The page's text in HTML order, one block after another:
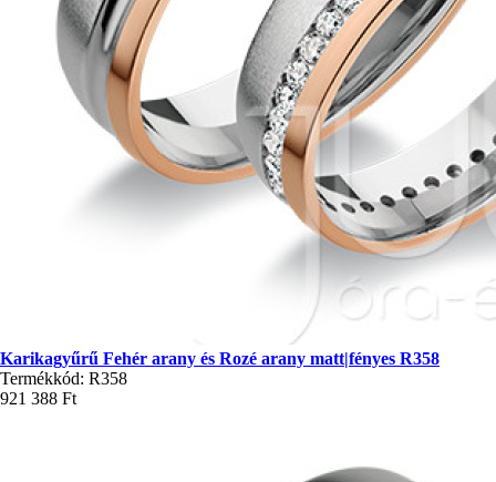
Karikagyűrű Fehér arany és Rozé arany matt|fényes R358
Termékkód: R358
921 388 Ft